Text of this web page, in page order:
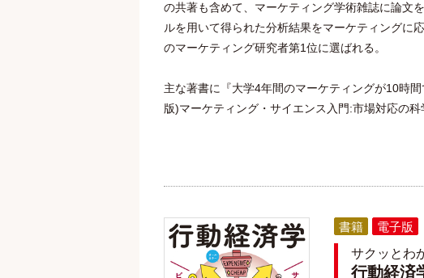
の共著も含めて、マーケティング学術雑誌に論文
ルを用いて得られた分析結果をマーケティングに
のマーケティング研究者第1位に選ばれる。
主な著書に『大学4年間のマーケティングが10時
版)マーケティング・サイエンス入門:市場対応の
書籍
電子版
サクッとわ
行動経済